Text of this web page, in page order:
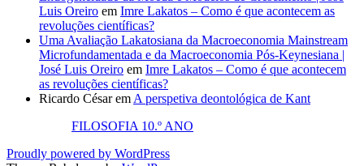
Luis Oreiro em Imre Lakatos – Como é que acontecem as
revoluções científicas?
Uma Avaliação Lakatosiana da Macroeconomia Mainstream
Microfundamentada e da Macroeconomia Pós-Keynesiana |
José Luis Oreiro em Imre Lakatos – Como é que acontecem
as revoluções científicas?
Ricardo Césarem A perspetiva deontológica de Kant
FILOSOFIA 10.º ANO
Proudly powered by WordPress